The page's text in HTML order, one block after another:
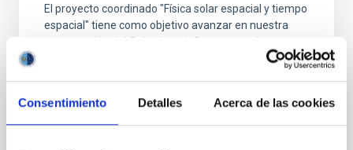
Consentimiento Detalles Acerca de las cookies
El proyecto coordinado "Física solar espacial y tiempo
espacial" tiene como objetivo avanzar en nuestra
comprensión del Sol y de su influencia en el entorno
terrestre mediante instrumentación aeroespacial de
vanguardia e investigación científica. Liderado por el
españolas (IAA, INTA, UV, IDR-UPM e